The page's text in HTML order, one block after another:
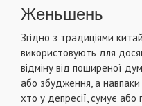
Женьшень
Згідно з традиціями
використовують для
відміну від поширеної
або збудження, а
хто у депресії, сумує або